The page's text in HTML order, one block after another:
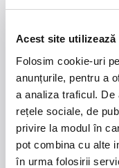
Acest site
Folosim cookie-uri
anunțurile, pentru a
a analiza traficul. De
rețele sociale, de
privire la modul în
pot combina cu alte
în urma folosirii
spectacole de
Franţa, Olanda,
Italia, Elveţia,
Irlanda, Spania.
Vienna Classic
fastul Vienei
national, cuprinzand
anuntam.
Toate spectacolele